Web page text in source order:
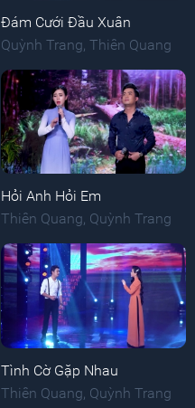
Đám Cưới Đầu Xuân
Quỳnh Trang Thiên Quang
Hỏi Anh Hỏi Em
Thiên Quang, Quỳnh Trang
Tình Cờ Gặp Nhau
Thiên Quang Quỳnh Trang